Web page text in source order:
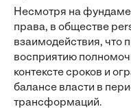
Несмотря на
права, в обществе
взаимодействия, что
восприятию
контексте сроков и
балансе власти в
трансформаций.